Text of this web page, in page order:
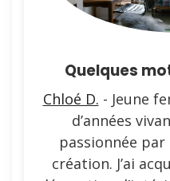
Quelques
Chloé D. - Jeune
d’années
passionnée
création. J’ai